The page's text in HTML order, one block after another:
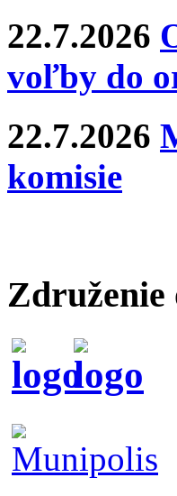
22.7.2026
voľby do
22.7.2026
komisie
Združenie